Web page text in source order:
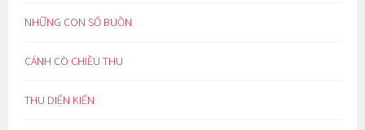
NHỮNG CON SỐ BUỒN
CÁNH CÒ CHIỀU THU
THU DIỆN KIẾN